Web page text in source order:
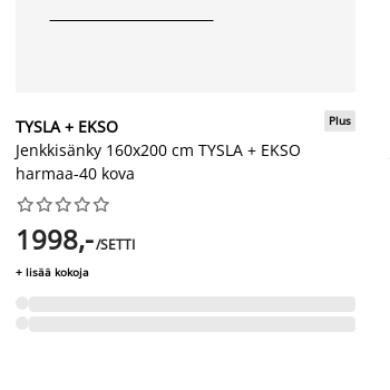
TYSLA + EKSO
Jenkkisänky 160x200 cm TYSLA + EKSO
harmaa-40 kova
Plus






1998,-/SETTI
+ lisää kokoja